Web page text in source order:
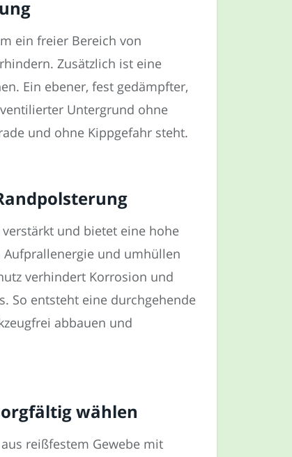
ein freier Bereich von
Zusätzlich ist eine
Ein ebener, fest gedämpfter,
Untergrund ohne
und ohne Kippgefahr steht.
und bietet eine hohe
Aufprallenergie und umhüllen
verhindert Korrosion und
So entsteht eine durchgehende
abbauen und
wählen
reißfestem Gewebe mit